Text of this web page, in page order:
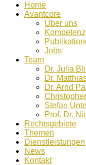
Home
Avantcore
Über uns
Jobs
Team
Dr. Julia
Dr.
Dr. Arnd
Stefan
Prof. Dr.
Rechtsgebiete
Themen
Dienstleistungen
News
Kontakt